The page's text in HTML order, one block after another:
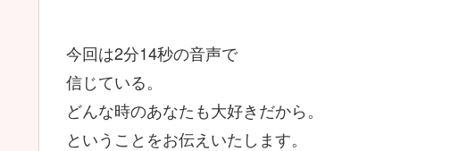
今回は2分14秒の音声で
信じている。
どんな時のあなたも大好きだから。
ということをお伝えいたします。